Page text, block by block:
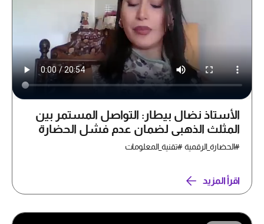
الأستاذ نضال بيطار: التواصل المستمر بين
المثلث الذهبي لضمان عدم فشل الحضارة
الرقمية
#الحضارة_الرقمية #تقنية_المعلومات
اقرأ المزيد